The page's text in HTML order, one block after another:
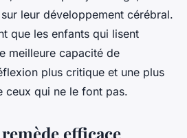
leur développement cérébral.
que les enfants qui lisent
meilleure capacité de
plus critique et une plus
ceux qui ne le font pas.
efficace